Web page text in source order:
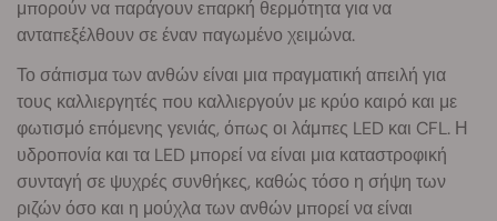
μπορούν να παράγουν επαρκή θερμότητα για να
ανταπεξέλθουν σε έναν παγωμένο χειμώνα.
Το σάπισμα των ανθών είναι μια πραγματική απειλή για
τους καλλιεργητές που καλλιεργούν με κρύο καιρό και με
φωτισμό επόμενης γενιάς, όπως οι λάμπες LED και CFL. Η
υδροπονία και τα LED μπορεί να είναι μια καταστροφική
συνταγή σε ψυχρές συνθήκες, καθώς τόσο η σήψη των
ριζών όσο και η μούχλα των ανθών μπορεί να είναι